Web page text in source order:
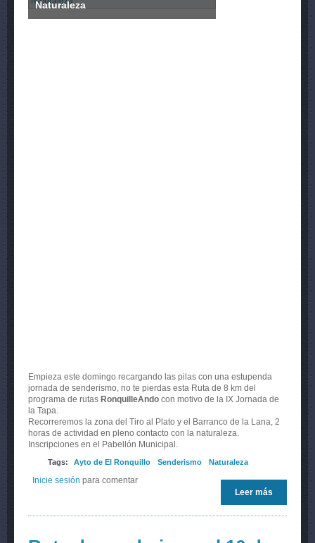
Naturaleza
Empieza este domingo recargando las pilas con una estupenda
jornada de senderismo, no te pierdas esta Ruta de 8 km del
programa de rutas RonquilleAndo con motivo de la IX Jornada de
la Tapa.
Recorreremos la zona del Tiro al Plato y el Barranco de la Lana, 2
horas de actividad en pleno contacto con la naturaleza.
Inscripciones en el Pabellón Municipal.
Tags: Ayto de El Ronquillo Senderismo Naturaleza
Leer más
22 de
Inicie sesión para comentar